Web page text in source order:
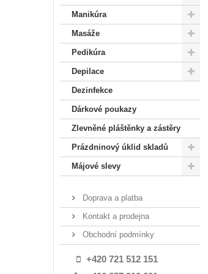
Manikúra
Masáže
Pedikúra
Depilace
Dezinfekce
Dárkové poukazy
Zlevněné pláštěnky a zástěry
Prázdninový úklid skladů
Májové slevy
Doprava a platba
Kontakt a prodejna
Obchodní podmínky
+420 721 512 151